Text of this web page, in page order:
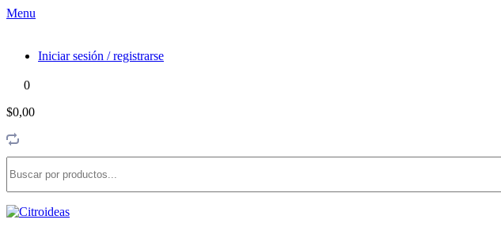
Menu
Iniciar sesión / registrarse
0
$0,00